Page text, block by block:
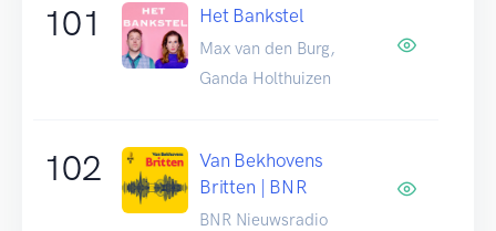
101 Het Bankstel
Max van den Burg,
Ganda Holthuizen
102
Van Bekhovens
Britten | BNR
BNR Nieuwsradio